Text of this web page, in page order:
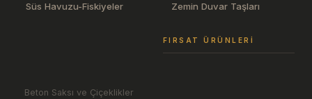
Süs Havuzu-Fiskiyeler Zemin Duvar Taşları
FIRSAT ÜRÜNLERI
Beton Saksı ve Çiçeklikler